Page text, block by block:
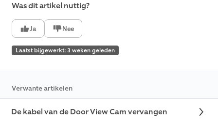
Was dit artikel nuttig?
Ja Nee
Laatst bijgewerkt: 3 weken geleden
Verwante artikelen
De kabel van de Door View Cam vervangen